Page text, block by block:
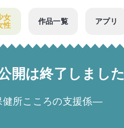
女
性
作品一覧 アプリ
開は終了しました
所こころの支援係―